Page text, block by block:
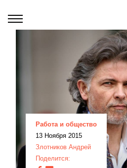
Работа и общество
13 Ноября 2015
Злотников Андрей
Поделится: